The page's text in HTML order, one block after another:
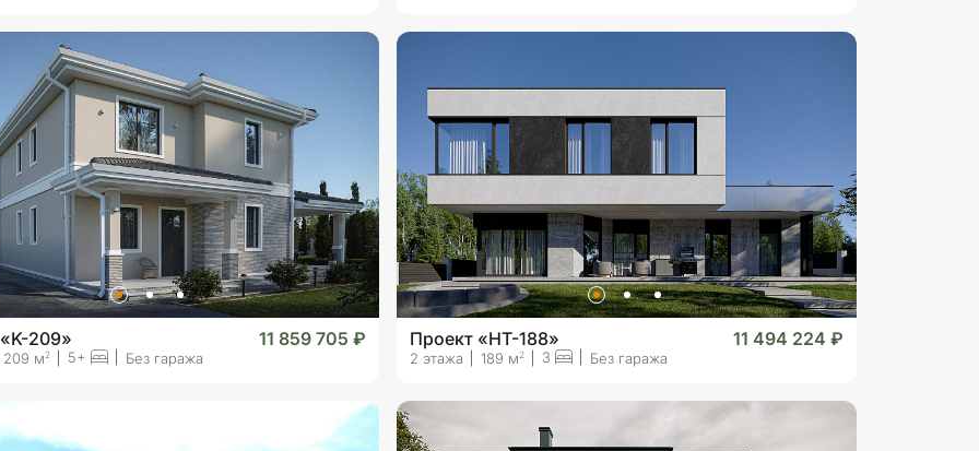
209» 11 859 705 ₽
209 м2 5+ Без гаража
Проект «HT-188» 11 494 224 ₽
2 этажа 189 м2 3 Без гаража